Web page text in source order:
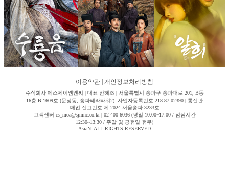
이용약관 개인정보처리방침
주식회사 에스제이엠엔씨 | 대표 안해조 | 서울특별시 송파구 송파대로 201, B동
16층 B-1609호 (문정동, 송파테라타워2) 사업자등록번호 218-87-02390 | 통신판
매업 신고번호 제-2024-서울송파-3233호
고객센터 cs_moa@sjmnc.co.kr | 02-400-6036 (평일 10:00~17:00 / 점심시간
12:30~13:30 / 주말 및 공휴일 휴무)
AsiaN. ALL RIGHTS RESERVED